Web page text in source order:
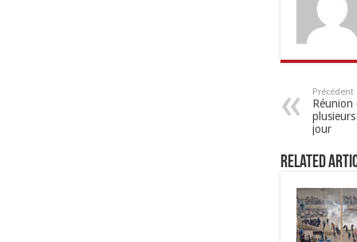
Précédent
jour
Related